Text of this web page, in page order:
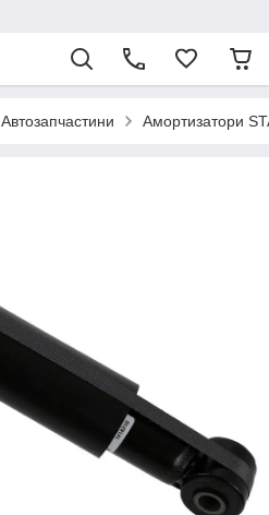
Автозапчастини Амортизатори